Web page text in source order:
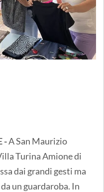
-A San Maurizio
Turina Amione di
dai grandi gesti ma
un guardaroba. In